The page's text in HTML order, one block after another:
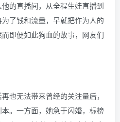
的直播间，从全程生娃直播到
了钱和流量，早就把作为人的
即便如此狗血的故事，网友们
也无法带来曾经的关注量后，
。一方面，她急于闪婚，标榜